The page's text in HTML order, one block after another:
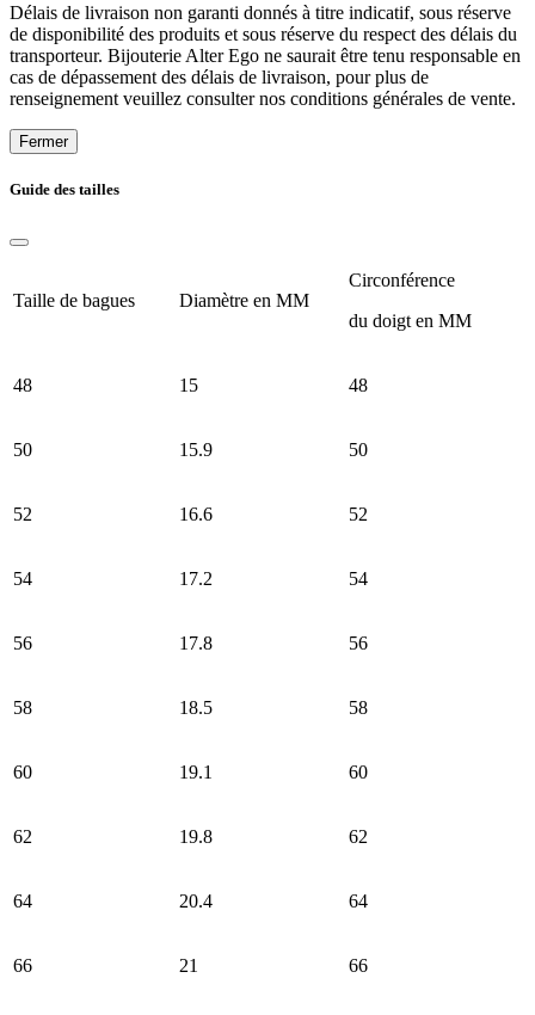
Délais de livraison non garanti donnés à titre indicatif, sous réserve
de disponibilité des produits et sous réserve du respect des délais du
transporteur. Bijouterie Alter Ego ne saurait être tenu responsable en
cas de dépassement des délais de livraison, pour plus de
renseignement veuillez consulter nos conditions générales de vente.
Fermer
Guide des tailles
Taille de bagues Diamètre en MM
Circonférence
du doigt en MM
48 15 48
50 15.9 50
52 16.6 52
54 17.2 54
56 17.8 56
58 18.5 58
60 19.1 60
62 19.8 62
64 20.4 64
66 21 66